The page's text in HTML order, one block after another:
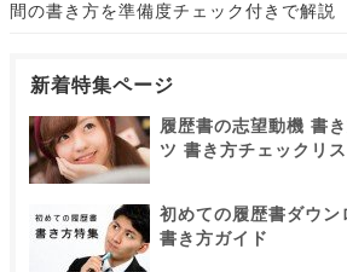
間の書き方を準備度チェック付きで解説
新着特集ページ
履歴書の志望動機 書
ツ 書き方チェックリ
初めての履歴書ダウン
書き方ガイド